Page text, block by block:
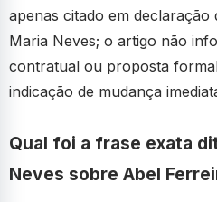
apenas citado em
Maria Neves; o artigo não
contratual ou proposta
indicação de mudança
Qual foi a frase exata
Neves sobre Abel